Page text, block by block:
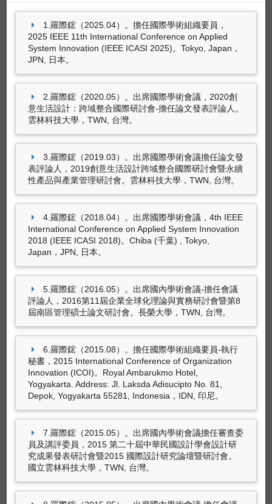
羅際鋐。需求洞察至價值創新：發掘真實需求
（講學），經濟部CITD計畫（2024.07.19-
2024.07.19）。
參與國際學術活動
11筆資料 more...
羅際鋐（2025.04）。擔任國際學術組織要員，
2025 IEEE 11th International Conference on
Applied System Innovation (IEEE ICASI 2025)。
Tokyo, Japan，JPN, 日本。
羅際鋐（2020.05）。出席國際學術會議，2020
創意生活設計：跨域整合國際研討會-擔任論文發
表評論人。雲林科技大學，TWN, 台灣。
羅際鋐（2019.03）。出席國際學術會議擔任論
文發表評論人，2019創意生活設計跨域整合國際
研討會暨永續性產品與產業管理研討會。雲林科
技大學，TWN, 台灣。
羅際鋐（2018.04）。出席國際學術會議，4th
IEEE International Conference on Applied
Chiba (千葉) , Tokyo, Japan，JPN, 日本。
羅際鋐（2016.05）。出席國內學術會議-擔任會
議評論人，2016第11屆企業全球化理論與實務
研討會暨第8屆南區管理碩士論文研討會。長榮
大學，TWN, 台灣。
獲獎紀錄
羅際鋐（2023.12發表，2023.12得獎）。應用科
技藝術於動態雕塑開發設計與美戚評價。國家科
學及技術委員會產學成果－海報組優良獎。
羅際鋐（00 . 發表，2019.11得獎）。療癒性產
品之開發設計與美感評價。科技部工程技術發展
司產學成果海報展示特優獎。
羅際鋐（2019.08發表，2019.08得獎）。2019
協會、福建恆安集團有限公司優秀導師。
1.羅際鋐（2025.04）。擔任國際學術組織要員，
2025 IEEE 11th International Conference on Applied
System Innovation (IEEE ICASI 2025)。Tokyo, Japan，
JPN, 日本。
2.羅際鋐（2020.05）。出席國際學術會議，2020創
意生活設計：跨域整合國際研討會-擔任論文發表評論人。
雲林科技大學，TWN, 台灣。
3.羅際鋐（2019.03）。出席國際學術會議擔任論文發
表評論人，2019創意生活設計跨域整合國際研討會暨永續
性產品與產業管理研討會。雲林科技大學，TWN, 台灣。
4.羅際鋐（2018.04）。出席國際學術會議，4th IEEE
International Conference on Applied System Innovation
2018 (IEEE ICASI 2018)。Chiba (千葉) , Tokyo,
Japan，JPN, 日本。
5.羅際鋐（2016.05）。出席國內學術會議-擔任會議
評論人，2016第11屆企業全球化理論與實務研討會暨第8
屆南區管理碩士論文研討會。長榮大學，TWN, 台灣。
6.羅際鋐（2015.08）。擔任國際學術組織要員-執行
秘書，2015 International Conference of Organization
Innovation (ICOI)。Royal Ambarukmo Hotel,
Yogyakarta. Address: Jl. Laksda Adisucipto No. 81,
Depok, Yogyakarta 55281, Indonesia，IDN, 印尼。
7.羅際鋐（2015.05）。出席國內學術會議擔任審查委
員及講評委員，2015 第二十屆中華民國設計學會設計研
究成果發表研討會暨2015 國際設計研究論壇暨研討會。
國立雲林科技大學，TWN, 台灣。